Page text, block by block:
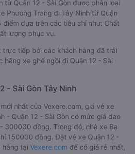
từ Quận 12 - Sài Gòn được phân loại
Phương Trang đi Tây Ninh từ Quận
điểm dựa trên các tiêu chí như: Chất
lượng phục vụ.
tiếp bởi các khách hàng đã trải
hãng xe ghế ngồi đi Quận 12 - Sài
- Sài Gòn Tây Ninh
nhất của Vexere.com, giá vé xe
- Quận 12 - Sài Gòn có mức giá dao
300000 đồng. Trong đó, nhà xe Ba
150000 đồng. Đặt vé xe Quận 12 -
hãng tại Vexere.com để có giá rẻ nhất,